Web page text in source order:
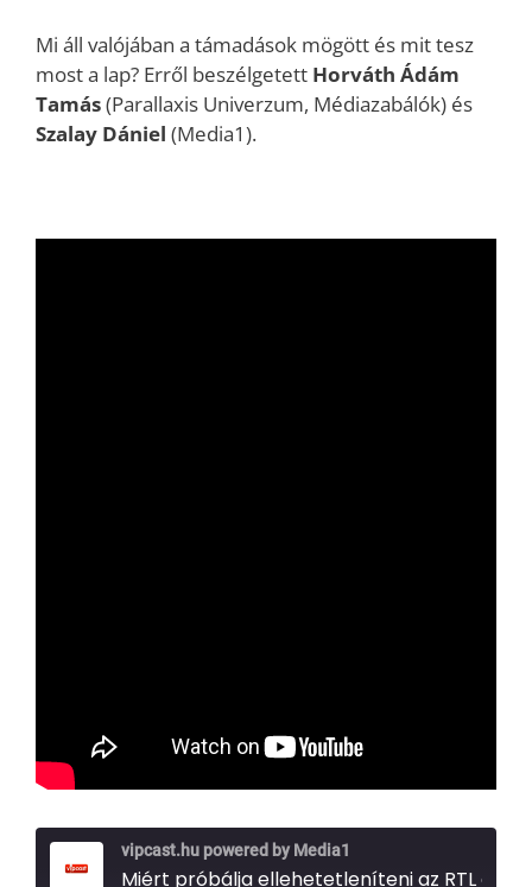
Mi áll valójában a támadások mögött és mit tesz
most a lap? Erről beszélgetett Horváth Ádám
Tamás(Parallaxis Univerzum, Médiazabálók) és
Szalay Dániel (Media1).
vipcast.hu powered by Media1